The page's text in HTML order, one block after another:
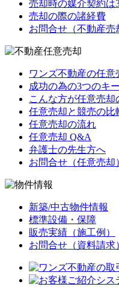
売却時の媒介契約は
売却の際の諸経費
お問合せ（不動産売
ワンズ不動産の任意
成功の為の3つのキ
こんな方が任意売却
任意売却と競売の比
任意売却の流れ
任意売却 Q&A
弁護士の先生方へ
お問合せ（任意売却
新築/中古物件情報
標準設備・保障
販売実績（施工例）
お問合せ（資料請求